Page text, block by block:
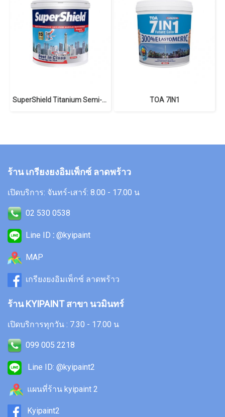
SuperShield Titanium Semi-Gloss TOA 7IN1
ร้าน เกรียงยงอิมเพ็กซ์ ลาดพร้าว
เปิดบริการ: จันทร์-เสาร์: 8.00 - 17.00 น
02 530 0538
Line ID : @kyipaint
MAP
เกรียงยงอิมเพ็กซ์ ลาดพร้าว
ร้าน KYIPAINT สาขา นวมินทร์
เปิดบริการทุกวัน : 7.30 - 17.00 น
099 005 2218
Line ID: @kyipaint2
แผนที่ร้าน kyipaint 2
Kyipaint2